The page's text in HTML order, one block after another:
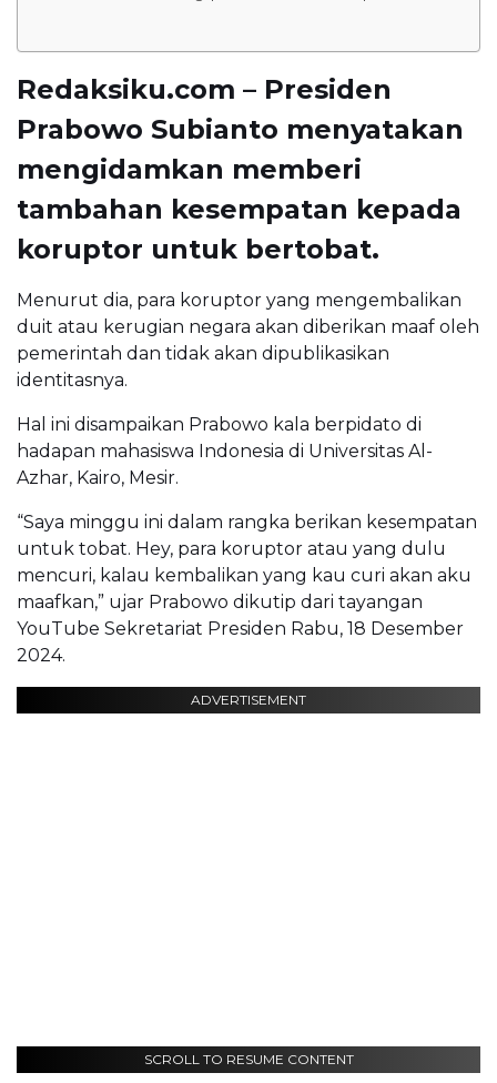
Redaksiku.com – Presiden
Prabowo Subianto menyatakan
mengidamkan memberi
tambahan kesempatan kepada
koruptor untuk bertobat.
Menurut dia, para koruptor yang mengembalikan
duit atau kerugian negara akan diberikan maaf oleh
pemerintah dan tidak akan dipublikasikan
identitasnya.
Hal ini disampaikan Prabowo kala berpidato di
hadapan mahasiswa Indonesia di Universitas Al-
Azhar, Kairo, Mesir.
“Saya minggu ini dalam rangka berikan kesempatan
untuk tobat. Hey, para koruptor atau yang dulu
mencuri, kalau kembalikan yang kau curi akan aku
maafkan,” ujar Prabowo dikutip dari tayangan
YouTube Sekretariat Presiden Rabu, 18 Desember
2024.
ADVERTISEMENT
SCROLL TO RESUME CONTENT